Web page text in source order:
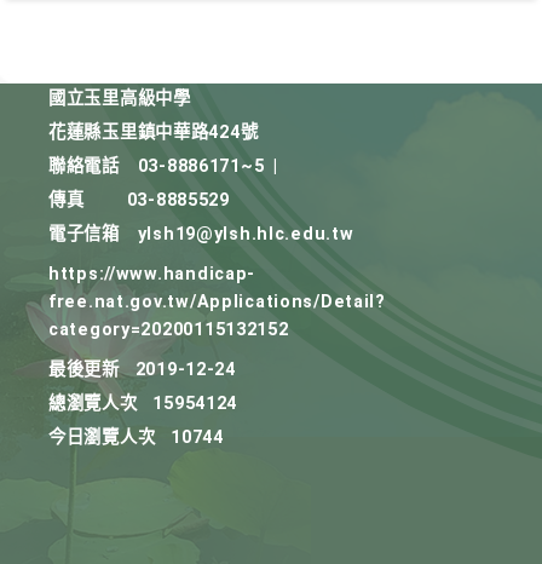
國立玉里高級中學
花蓮縣玉里鎮中華路424號
聯絡電話
03-8886171~5
傳真
03-8885529
電子信箱
ylsh19@ylsh.hlc.edu.tw
https://www.handicap-
free.nat.gov.tw/Applications/Detail?
category=20200115132152
最後更新
2019-12-24
總瀏覽人次
15954124
今日瀏覽人次
10744